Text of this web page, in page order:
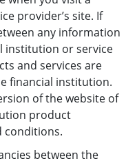
provider’s site. If
any information
institution or service
and services are
financial institution.
of the website of
product
conditions.
between the